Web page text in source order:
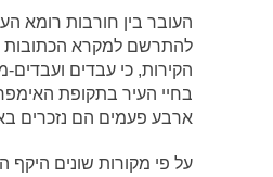
העובר בין חורבות רומא
להתרשם למקרא הכתובות
הקירות, כי עבדים
בחיי העיר בתקופת
ארבע פעמים הם נזכרים
על פי מקורות שונים היקף